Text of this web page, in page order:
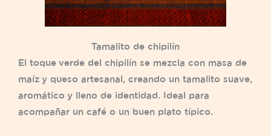
Tamalito de chipilín
El toque verde del chipilín se mezcla con masa de
maíz y queso artesanal, creando un tamalito suave,
aromático y lleno de identidad. Ideal para
acompañar un café o un buen plato típico.